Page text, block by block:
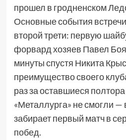
прошел в гродненском
Основные события
второй трети: первую
форвард хозяев Павел
минуты спустя Никита
преимущество своего
раз за оставшиеся
«Металлурга» не смогли —
забирает первый матч в
побед.